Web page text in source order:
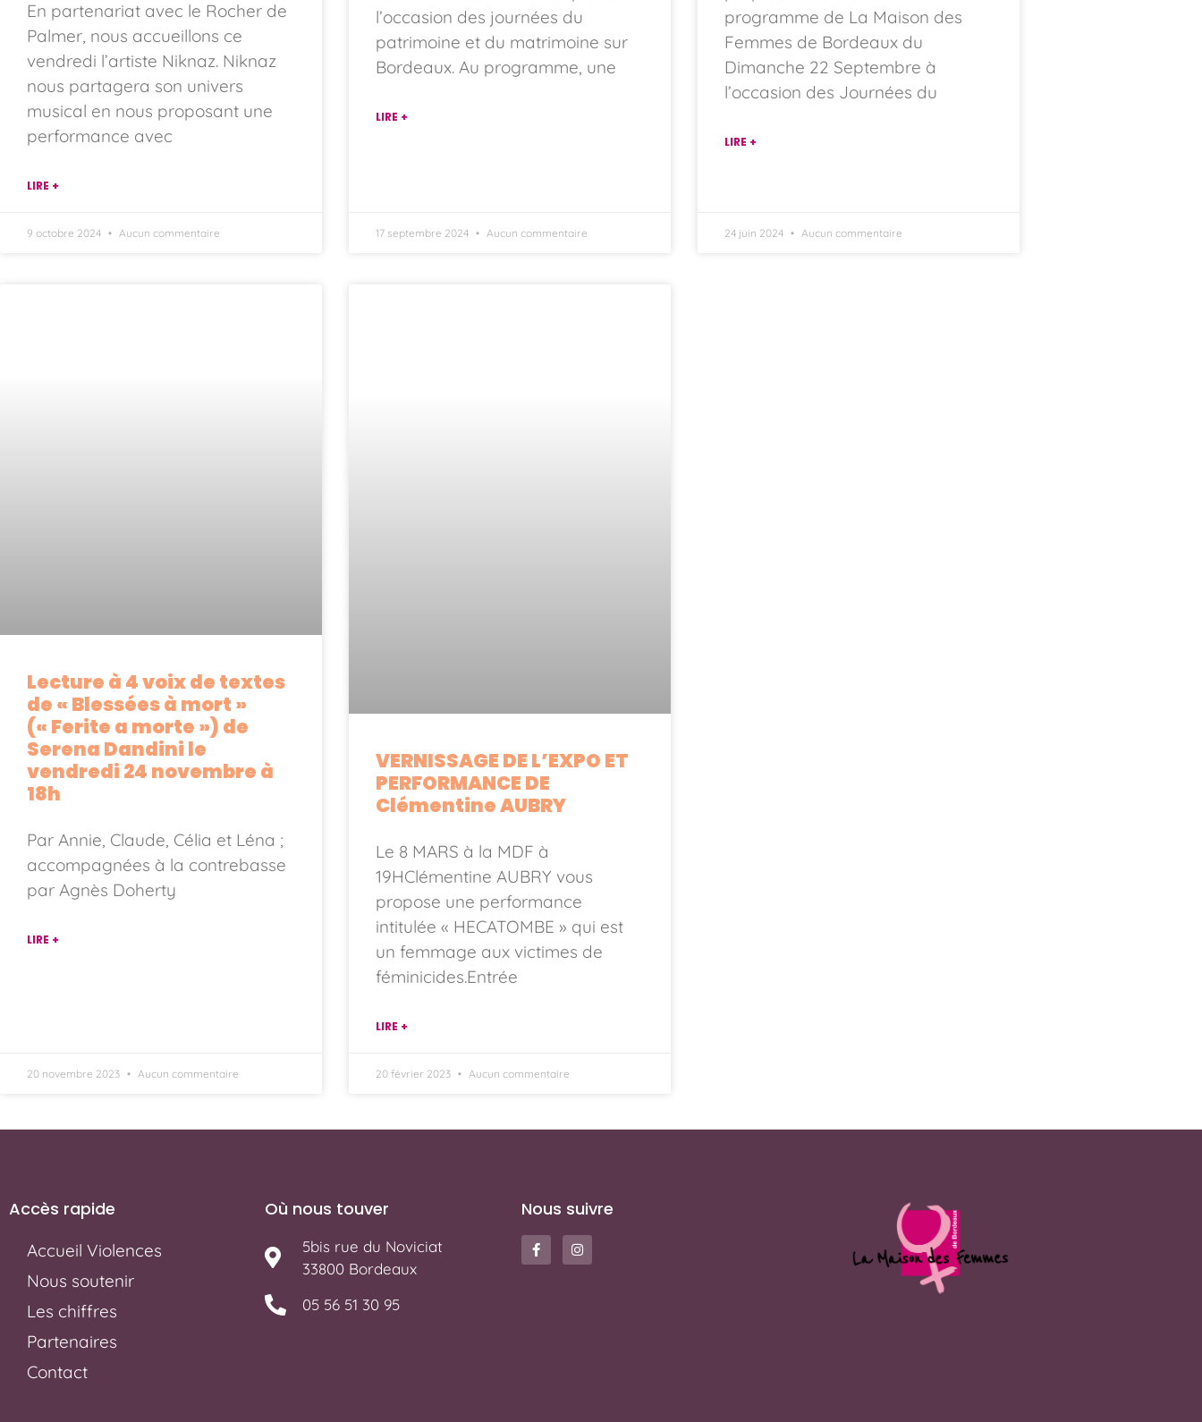
En partenariat avec le Rocher de
Palmer, nous accueillons ce
vendredi l’artiste Niknaz. Niknaz
nous partagera son univers
musical en nous proposant une
performance avec
LIRE +
9 octobre 2024 Aucun commentaire
l’occasion des journées du
patrimoine et du matrimoine sur
Bordeaux. Au programme, une
LIRE +
17 septembre 2024 Aucun commentaire
programme de La Maison des
Femmes de Bordeaux du
Dimanche 22 Septembre à
l’occasion des Journées du
LIRE +
24 juin 2024 Aucun commentaire
Lecture à 4 voix de textes
de « Blessées à mort »
(« Ferite a morte ») de
Serena Dandini le
vendredi 24 novembre à
18h
Par Annie, Claude, Célia et Léna ;
accompagnées à la contrebasse
par Agnès Doherty
LIRE +
20 novembre 2023 Aucun commentaire
VERNISSAGE DE L’EXPO ET
PERFORMANCE DE
Clémentine AUBRY
Le 8 MARS à la MDF à
19HClémentine AUBRY vous
propose une performance
intitulée « HECATOMBE » qui est
un femmage aux victimes de
féminicides.Entrée
LIRE +
20 février 2023 Aucun commentaire
Accès rapide
Accueil Violences
Nous soutenir
Les chiffres
Partenaires
Contact
Où nous touver
5bis rue du Noviciat
33800 Bordeaux
05 56 51 30 95
Nous suivre